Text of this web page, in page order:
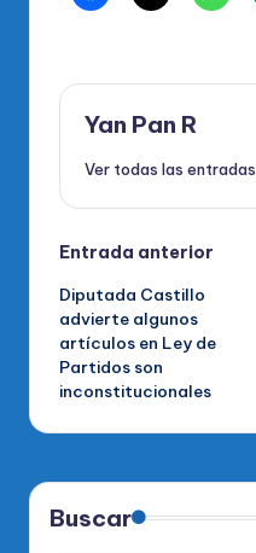
Yan Pan R
Ver todas las entradas
Navegación
de
entradas
Entrada anterior
Diputada Castillo
advierte algunos
artículos en Ley de
Partidos son
inconstitucionales
Buscar